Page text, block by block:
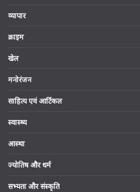
व्यापार
क्राइम
खेल
मनोरंजन
साहित्य एवं आर्टिकल
स्वास्थ्य
आस्था
ज्योतिष और धर्म
सभ्यता और संस्कृति